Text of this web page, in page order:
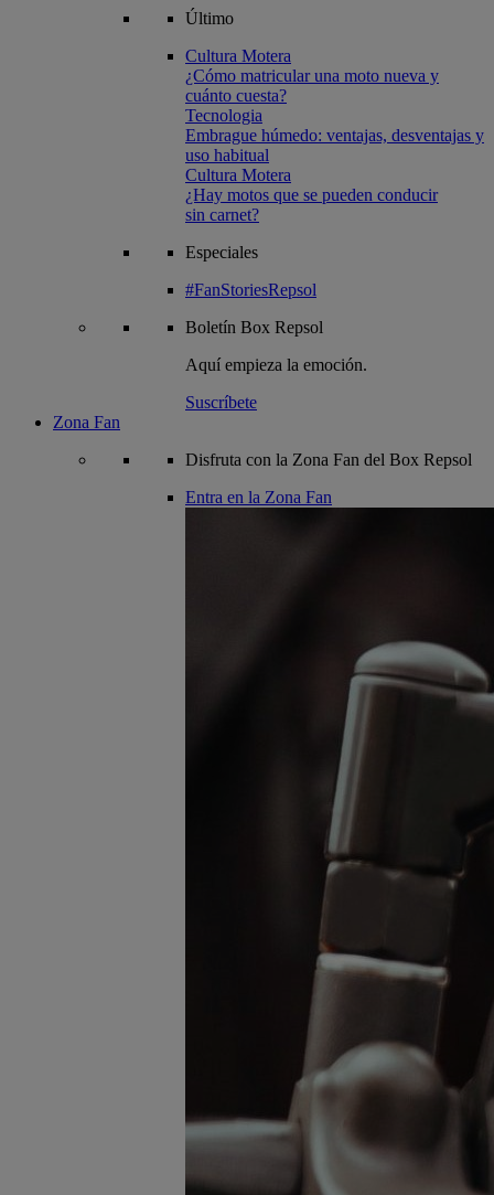
Último
Cultura Motera
¿Cómo matricular una moto nueva y
cuánto cuesta?
Tecnologia
Embrague húmedo: ventajas, desventajas y
uso habitual
Cultura Motera
¿Hay motos que se pueden conducir
sin carnet?
Especiales
#FanStoriesRepsol
Boletín Box Repsol
Aquí empieza la emoción.
Suscríbete
Zona Fan
Disfruta con la Zona Fan del Box Repsol
Entra en la Zona Fan